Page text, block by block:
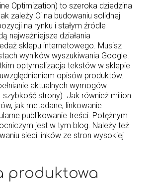
Optimization) to szeroka dziedzina
zależy Ci na budowaniu solidnej
na rynku i stałym źródle
najważniejsze działania
sklepu internetowego. Musisz
wyników wyszukiwania Google.
optymalizacja tekstów w sklepie
opisów produktów.
aktualnych wymogów
szybkość strony). Jak również milion
jak metadane, linkowanie
publikowanie treści. Potężnym
jest w tym blog. Należy też
sieci linków ze stron wysokiej
produktowa